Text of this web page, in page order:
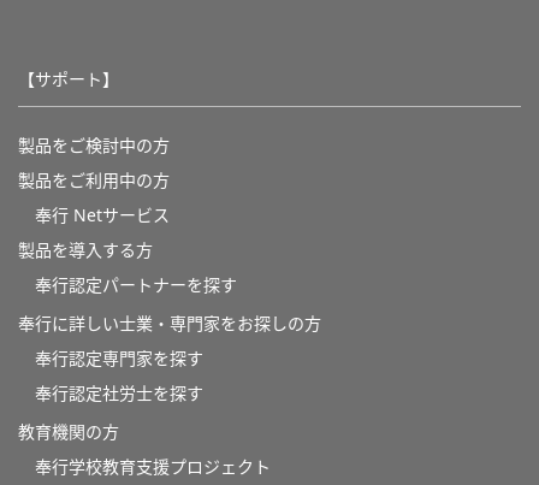
【サポート】
製品をご検討中の方
製品をご利用中の方
奉行 Netサービス
製品を導入する方
奉行認定パートナーを探す
奉行に詳しい士業・専門家をお探しの方
奉行認定専門家を探す
奉行認定社労士を探す
教育機関の方
奉⾏学校教育⽀援プロジェクト